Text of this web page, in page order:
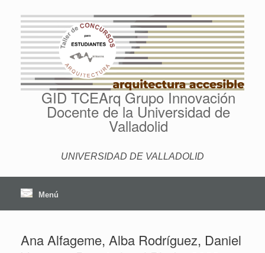
contenido
GID TCEArq Grupo Innovación
Docente de la Universidad de
Valladolid
UNIVERSIDAD DE VALLADOLID
Menú
Ana Alfageme, Alba Rodríguez, Daniel